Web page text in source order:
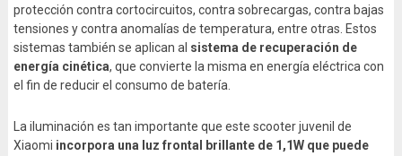
protección contra cortocircuitos, contra sobrecargas, contra bajas
tensiones y contra anomalías de temperatura, entre otras. Estos
sistemas también se aplican al sistema de recuperación de
energía cinética, que convierte la misma en energía eléctrica con
el fin de reducir el consumo de batería.
La iluminación es tan importante que este scooter juvenil de
Xiaomi incorpora una luz frontal brillante de 1,1W que puede